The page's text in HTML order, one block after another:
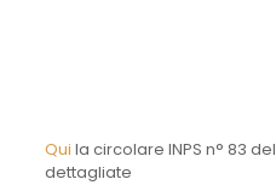
Qui la circolare INPS n° 83
dettagliate